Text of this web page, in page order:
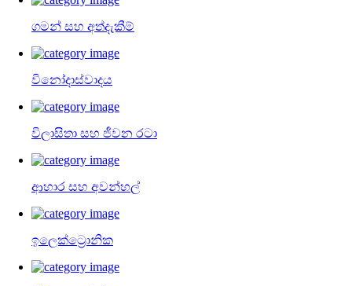
ගමන් සහ අත්දැකීම්
විනෝදාස්වාදය
විලාසිතා සහ ජීවන රටා
ආහාර සහ අවන්හල්
ඉලෙක්ට්‍රොනික